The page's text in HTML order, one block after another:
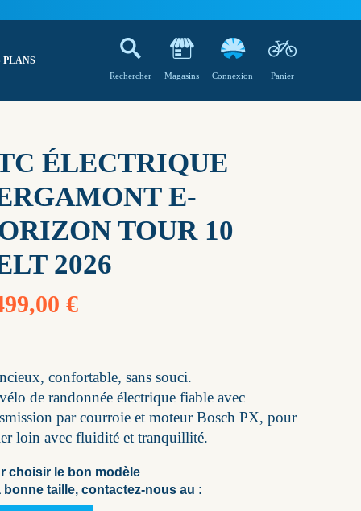
PLANS
Rechercher Magasins Connexion Panier
ÉLECTRIQUE
E-
TOUR 10
2026
€
confortable, sans souci.
de randonnée électrique fiable avec
par courroie et moteur Bosch PX, pour
loin avec fluidité et tranquillité.
choisir le bon modèle
bonne taille, contactez-nous au :